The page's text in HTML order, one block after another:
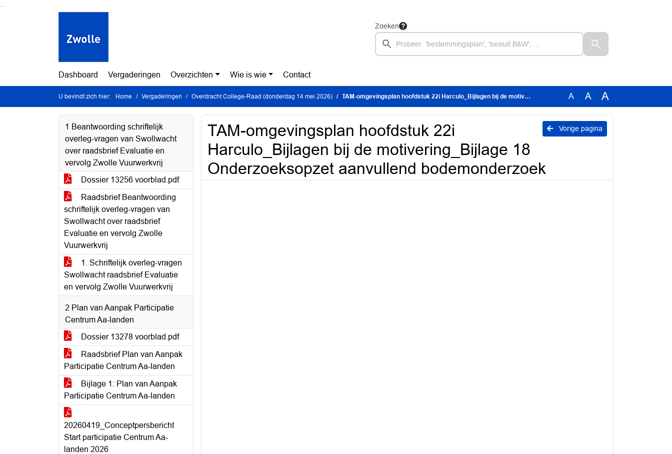
Ga naar de inhoud van deze pagina
Ga naar het zoeken
Ga naar het menu
Zoeken
Dashboard Vergaderingen Overzichten Wie is wie Contact
U bevindt zich hier: Home Vergaderingen Overdracht College-Raad (donderdag 14 mei 2026) TAM-omgevingsplan hoofdstuk 22i Harculo_Bijlagen bij de motivering_Bijlage 18 Onderzoeksopzet aanvullend bodemonderzoek A A A
1 Beantwoording schriftelijk
overleg-vragen van Swollwacht
over raadsbrief Evaluatie en
vervolg Zwolle Vuurwerkvrij
Dossier 13256 voorblad.pdf
Raadsbrief Beantwoording
schriftelijk overleg-vragen van
Swollwacht over raadsbrief
Evaluatie en vervolg Zwolle
Vuurwerkvrij
1. Schriftelijk overleg-vragen
Swollwacht raadsbrief Evaluatie
en vervolg Zwolle Vuurwerkvrij
2 Plan van Aanpak Participatie
Centrum Aa-landen
Dossier 13278 voorblad.pdf
Raadsbrief Plan van Aanpak
Participatie Centrum Aa-landen
Bijlage 1: Plan van Aanpak
Participatie Centrum Aa-landen
20260419_Conceptpersbericht
Start participatie Centrum Aa-
landen 2026
Vorige pagina
TAM-omgevingsplan hoofdstuk 22i
Harculo_Bijlagen bij de motivering_Bijlage 18
Onderzoeksopzet aanvullend bodemonderzoek